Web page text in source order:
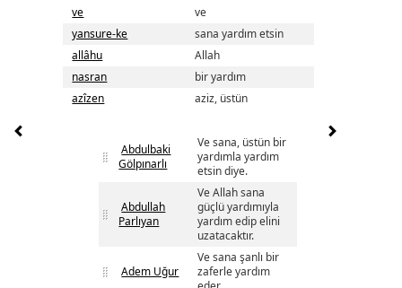
ve
ve
yansure-ke
sana yardım etsin
allâhu
Allah
nasran
bir yardım
azîzen
aziz, üstün
Abdulbaki
Gölpınarlı
Ve sana, üstün bir
yardımla yardım
etsin diye.
Abdullah
Parlıyan
Ve Allah sana
güçlü yardımıyla
yardım edip elini
uzatacaktır.
Adem Uğur
Ve sana şanlı bir
zaferle yardım